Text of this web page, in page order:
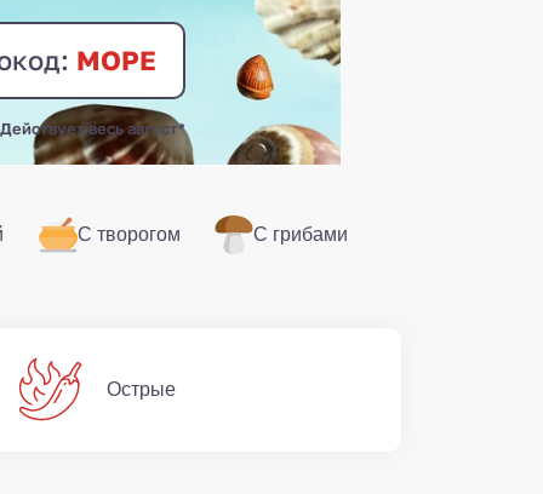
МОРЕ
Действует весь август*
С творогом С грибами
Острые